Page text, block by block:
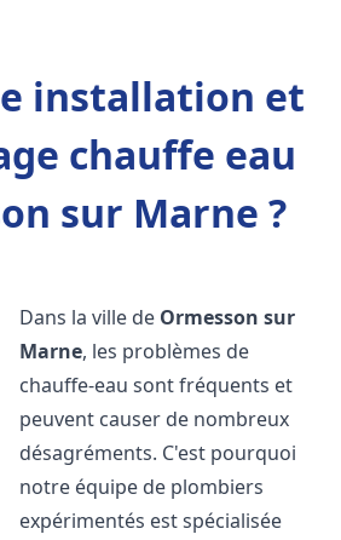
installation et
chauffe eau
sur Marne ?
Dans la ville de Ormesson sur
Marne, les problèmes de
chauffe-eau sont fréquents et
peuvent causer de nombreux
désagréments. C'est pourquoi
notre équipe de plombiers
expérimentés est spécialisée